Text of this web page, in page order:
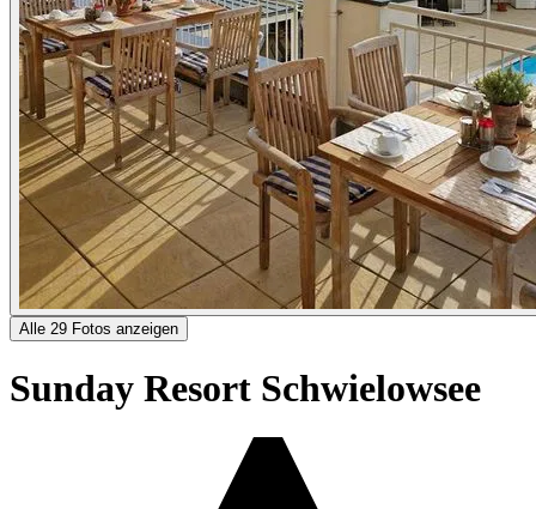
Alle 29 Fotos anzeigen
Sunday Resort Schwielowsee